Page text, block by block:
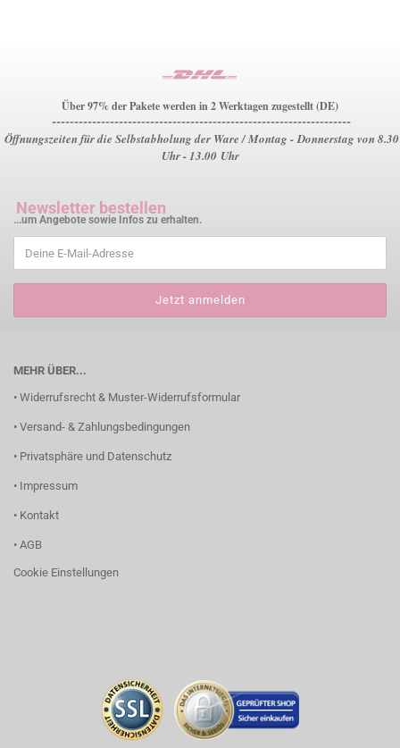
Über 97% der Pakete werden in 2 Werktagen zugestellt (DE)
-------------------------------------------------------------------
Öffnungszeiten für die Selbstabholung der Ware / Montag - Donnerstag von 8.30
Uhr - 13.00 Uhr
Newsletter bestellen
...um Angebote sowie Infos zu erhalten.
MEHR ÜBER...
• Widerrufsrecht & Muster-Widerrufsformular
• Versand- & Zahlungsbedingungen
• Privatsphäre und Datenschutz
• Impressum
• Kontakt
• AGB
Cookie Einstellungen